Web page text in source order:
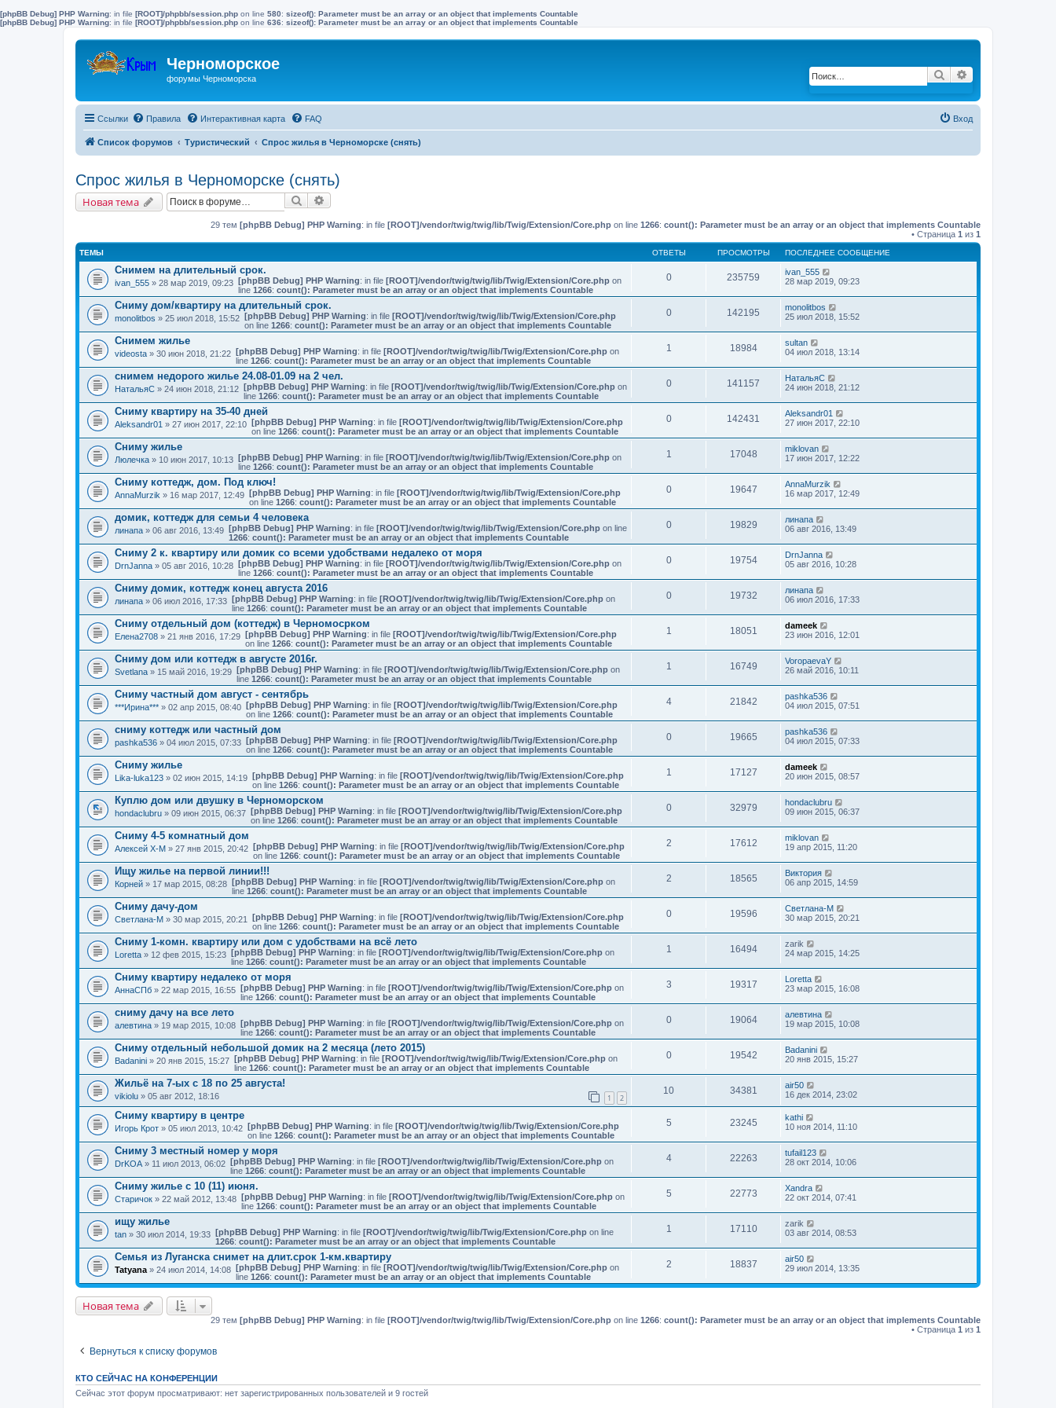
[phpBB Debug] PHP Warning: in file [ROOT]/phpbb/session.php on line 580: sizeof(): Parameter must be an array or an object that implements Countable
[phpBB Debug] PHP Warning: in file [ROOT]/phpbb/session.php on line 636: sizeof(): Parameter must be an array or an object that implements Countable
Черноморское
форумы Черноморска Поиск
Ссылки Правила Интерактивная карта FAQ Вход
Список форумов Туристический Спрос жилья в Черноморске (снять)
Спрос жилья в Черноморске (снять)
Новая тема Поиск
29 тем [phpBB Debug] PHP Warning: in file [ROOT]/vendor/twig/twig/lib/Twig/Extension/Core.php on line 1266: count(): Parameter must be an array or an object that implements Countable
• Страница 1 из 1
ТЕМЫ ОТВЕТЫ ПРОСМОТРЫ ПОСЛЕДНЕЕ СООБЩЕНИЕ
Снимем на длительный срок.
ivan_555 » 28 мар 2019, 09:23 [phpBB Debug] PHP Warning: in file [ROOT]/vendor/twig/twig/lib/Twig/Extension/Core.phpon
line 1266: count(): Parameter must be an array or an object that implements Countable
0 235759
ivan_555
28 мар 2019, 09:23
Сниму дом/квартиру на длительный срок.
monolitbos » 25 июл 2018, 15:52 [phpBB Debug] PHP Warning: in file [ROOT]/vendor/twig/twig/lib/Twig/Extension/Core.php
on line 1266: count(): Parameter must be an array or an object that implements Countable
0 142195
monolitbos
25 июл 2018, 15:52
Снимем жилье
videosta » 30 июн 2018, 21:22 [phpBB Debug] PHP Warning: in file [ROOT]/vendor/twig/twig/lib/Twig/Extension/Core.phpon
line 1266: count(): Parameter must be an array or an object that implements Countable
1 18984
sultan
04 июл 2018, 13:14
снимем недорого жилье 24.08-01.09 на 2 чел.
НатальяС » 24 июн 2018, 21:12 [phpBB Debug] PHP Warning: in file [ROOT]/vendor/twig/twig/lib/Twig/Extension/Core.phpon
line 1266: count(): Parameter must be an array or an object that implements Countable
0 141157
НатальяС
24 июн 2018, 21:12
Сниму квартиру на 35-40 дней
Aleksandr01 » 27 июн 2017, 22:10 [phpBB Debug] PHP Warning: in file [ROOT]/vendor/twig/twig/lib/Twig/Extension/Core.php
on line 1266: count(): Parameter must be an array or an object that implements Countable
0 142431
Aleksandr01
27 июн 2017, 22:10
Сниму жилье
Люлечка » 10 июн 2017, 10:13 [phpBB Debug] PHP Warning: in file [ROOT]/vendor/twig/twig/lib/Twig/Extension/Core.phpon
line 1266: count(): Parameter must be an array or an object that implements Countable
1 17048
miklovan
17 июн 2017, 12:22
Сниму коттедж, дом. Под ключ!
AnnaMurzik » 16 мар 2017, 12:49 [phpBB Debug] PHP Warning: in file [ROOT]/vendor/twig/twig/lib/Twig/Extension/Core.php
on line 1266: count(): Parameter must be an array or an object that implements Countable
0 19647
AnnaMurzik
16 мар 2017, 12:49
домик, коттедж для семьи 4 человека
линапа » 06 авг 2016, 13:49 [phpBB Debug] PHP Warning: in file [ROOT]/vendor/twig/twig/lib/Twig/Extension/Core.phpon line
1266: count(): Parameter must be an array or an object that implements Countable
0 19829
линапа
06 авг 2016, 13:49
Сниму 2 к. квартиру или домик со всеми удобствами недалеко от моря
DrnJanna » 05 авг 2016, 10:28 [phpBB Debug] PHP Warning: in file [ROOT]/vendor/twig/twig/lib/Twig/Extension/Core.phpon
line 1266: count(): Parameter must be an array or an object that implements Countable
0 19754
DrnJanna
05 авг 2016, 10:28
Сниму домик, коттедж конец августа 2016
линапа » 06 июл 2016, 17:33 [phpBB Debug] PHP Warning: in file [ROOT]/vendor/twig/twig/lib/Twig/Extension/Core.phpon
line 1266: count(): Parameter must be an array or an object that implements Countable
0 19732
линапа
06 июл 2016, 17:33
Сниму отдельный дом (коттедж) в Черномосрком
Елена2708 » 21 янв 2016, 17:29 [phpBB Debug] PHP Warning: in file [ROOT]/vendor/twig/twig/lib/Twig/Extension/Core.php
on line 1266: count(): Parameter must be an array or an object that implements Countable
1 18051
dameek
23 июн 2016, 12:01
Сниму дом или коттедж в августе 2016г.
Svetlana » 15 май 2016, 19:29 [phpBB Debug] PHP Warning: in file [ROOT]/vendor/twig/twig/lib/Twig/Extension/Core.phpon
line 1266: count(): Parameter must be an array or an object that implements Countable
1 16749
VoropaevaY
26 май 2016, 10:11
Сниму частный дом август - сентябрь
***Ирина*** » 02 апр 2015, 08:40 [phpBB Debug] PHP Warning: in file [ROOT]/vendor/twig/twig/lib/Twig/Extension/Core.php
on line 1266: count(): Parameter must be an array or an object that implements Countable
4 21842
pashka536
04 июл 2015, 07:51
сниму коттедж или частный дом
pashka536 » 04 июл 2015, 07:33 [phpBB Debug] PHP Warning: in file [ROOT]/vendor/twig/twig/lib/Twig/Extension/Core.php
on line 1266: count(): Parameter must be an array or an object that implements Countable
0 19665
pashka536
04 июл 2015, 07:33
Сниму жилье
Lika-luka123 » 02 июн 2015, 14:19 [phpBB Debug] PHP Warning: in file [ROOT]/vendor/twig/twig/lib/Twig/Extension/Core.php
on line 1266: count(): Parameter must be an array or an object that implements Countable
1 17127
dameek
20 июн 2015, 08:57
Куплю дом или двушку в Черноморском
hondaclubru » 09 июн 2015, 06:37 [phpBB Debug] PHP Warning: in file [ROOT]/vendor/twig/twig/lib/Twig/Extension/Core.php
on line 1266: count(): Parameter must be an array or an object that implements Countable
0 32979
hondaclubru
09 июн 2015, 06:37
Сниму 4-5 комнатный дом
Алексей Х-М » 27 янв 2015, 20:42 [phpBB Debug] PHP Warning: in file [ROOT]/vendor/twig/twig/lib/Twig/Extension/Core.php
on line 1266: count(): Parameter must be an array or an object that implements Countable
2 17612
miklovan
19 апр 2015, 11:20
Ищу жилье на первой линии!!!
Корней » 17 мар 2015, 08:28 [phpBB Debug] PHP Warning: in file [ROOT]/vendor/twig/twig/lib/Twig/Extension/Core.phpon
line 1266: count(): Parameter must be an array or an object that implements Countable
2 18565
Виктория
06 апр 2015, 14:59
Сниму дачу-дом
Светлана-М » 30 мар 2015, 20:21 [phpBB Debug] PHP Warning: in file [ROOT]/vendor/twig/twig/lib/Twig/Extension/Core.php
on line 1266: count(): Parameter must be an array or an object that implements Countable
0 19596
Светлана-М
30 мар 2015, 20:21
Сниму 1-комн. квартиру или дом с удобствами на всё лето
Loretta » 12 фев 2015, 15:23 [phpBB Debug] PHP Warning: in file [ROOT]/vendor/twig/twig/lib/Twig/Extension/Core.phpon
line 1266: count(): Parameter must be an array or an object that implements Countable
1 16494
zarik
24 мар 2015, 14:25
Сниму квартиру недалеко от моря
АннаСПб » 22 мар 2015, 16:55 [phpBB Debug] PHP Warning: in file [ROOT]/vendor/twig/twig/lib/Twig/Extension/Core.phpon
line 1266: count(): Parameter must be an array or an object that implements Countable
3 19317
Loretta
23 мар 2015, 16:08
сниму дачу на все лето
алевтина » 19 мар 2015, 10:08 [phpBB Debug] PHP Warning: in file [ROOT]/vendor/twig/twig/lib/Twig/Extension/Core.phpon
line 1266: count(): Parameter must be an array or an object that implements Countable
0 19064
алевтина
19 мар 2015, 10:08
Сниму отдельный небольшой домик на 2 месяца (лето 2015)
Badanini » 20 янв 2015, 15:27 [phpBB Debug] PHP Warning: in file [ROOT]/vendor/twig/twig/lib/Twig/Extension/Core.phpon
line 1266: count(): Parameter must be an array or an object that implements Countable
0 19542
Badanini
20 янв 2015, 15:27
Жильё на 7-ых с 18 по 25 августа!
vikiolu » 05 авг 2012, 18:16 1 2
10 34381
air50
16 дек 2014, 23:02
Сниму квартиру в центре
Игорь Крот » 05 июл 2013, 10:42 [phpBB Debug] PHP Warning: in file [ROOT]/vendor/twig/twig/lib/Twig/Extension/Core.php
on line 1266: count(): Parameter must be an array or an object that implements Countable
5 23245
kathi
10 ноя 2014, 11:10
Сниму 3 местный номер у моря
DrKOA » 11 июл 2013, 06:02 [phpBB Debug] PHP Warning: in file [ROOT]/vendor/twig/twig/lib/Twig/Extension/Core.phpon
line 1266: count(): Parameter must be an array or an object that implements Countable
4 22263
tufail123
28 окт 2014, 10:06
Сниму жилье с 10 (11) июня.
Старичок » 22 май 2012, 13:48 [phpBB Debug] PHP Warning: in file [ROOT]/vendor/twig/twig/lib/Twig/Extension/Core.phpon
line 1266: count(): Parameter must be an array or an object that implements Countable
5 22773
Xandra
22 окт 2014, 07:41
ищу жилье
tan » 30 июл 2014, 19:33 [phpBB Debug] PHP Warning: in file [ROOT]/vendor/twig/twig/lib/Twig/Extension/Core.phpon line
1266: count(): Parameter must be an array or an object that implements Countable
1 17110
zarik
03 авг 2014, 08:53
Семья из Луганска снимет на длит.срок 1-км.квартиру
Tatyana » 24 июл 2014, 14:08 [phpBB Debug] PHP Warning: in file [ROOT]/vendor/twig/twig/lib/Twig/Extension/Core.phpon
line 1266: count(): Parameter must be an array or an object that implements Countable
2 18837
air50
29 июл 2014, 13:35
Новая тема
29 тем [phpBB Debug] PHP Warning: in file [ROOT]/vendor/twig/twig/lib/Twig/Extension/Core.php on line 1266: count(): Parameter must be an array or an object that implements Countable
• Страница 1 из 1
Вернуться к списку форумов
КТО СЕЙЧАС НА КОНФЕРЕНЦИИ
Сейчас этот форум просматривают: нет зарегистрированных пользователей и 9 гостей